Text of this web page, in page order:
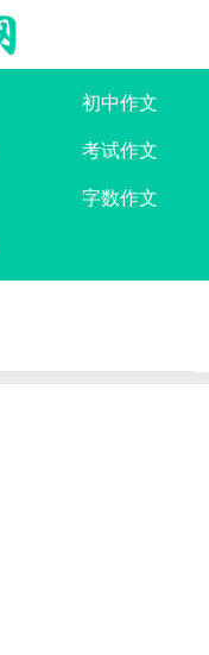
初中作文
考试作文
字数作文